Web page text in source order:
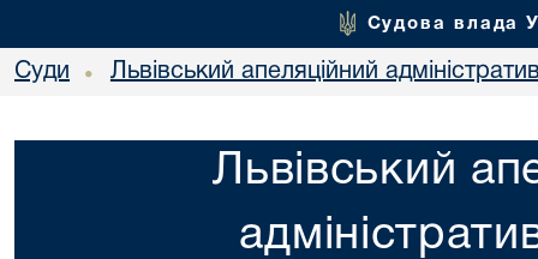
Судова влада
Суди • Львівський апеляційний
Львівський